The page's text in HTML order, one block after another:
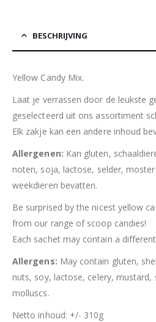
BESCHRIJVING
Yellow Candy Mix.
Laat je verrassen door de leukste
geselecteerd uit ons assortiment
Elk zakje kan een andere inhoud
Allergenen: Kan gluten,
noten, soja, lactose, selder,
weekdieren bevatten.
Be surprised by the nicest yellow
from our range of scoop candies!
Each sachet may contain a
Allergens: May contain gluten,
nuts, soy, lactose, celery, mustard,
molluscs.
Netto inhoud: +/- 310g